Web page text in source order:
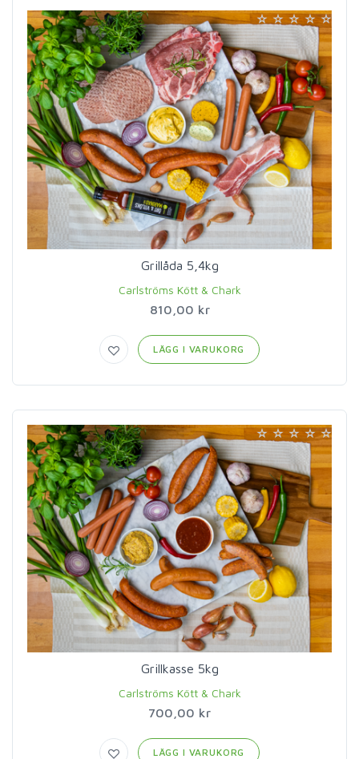
Grillåda 5,4kg
Carlströms Kött & Chark
810,00 kr
LÄGG I VARUKORG
Grillkasse 5kg
Carlströms Kött & Chark
700,00 kr
LÄGG I VARUKORG